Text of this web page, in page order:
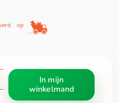
op
In mijn
winkelmand